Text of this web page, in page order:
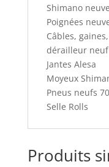
Shimano neuve
Poignées
Câbles,
dérailleur neuf
Jantes Alesa
Moyeux
Pneus neufs
Selle Rolls
Produits